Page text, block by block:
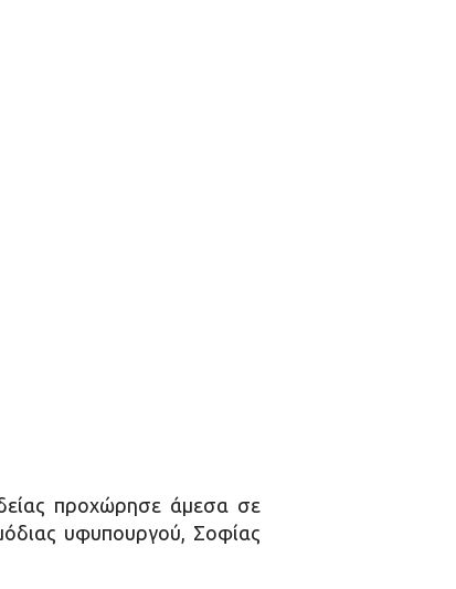
προχώρησε άμεσα σε
υφυπουργού, Σοφίας